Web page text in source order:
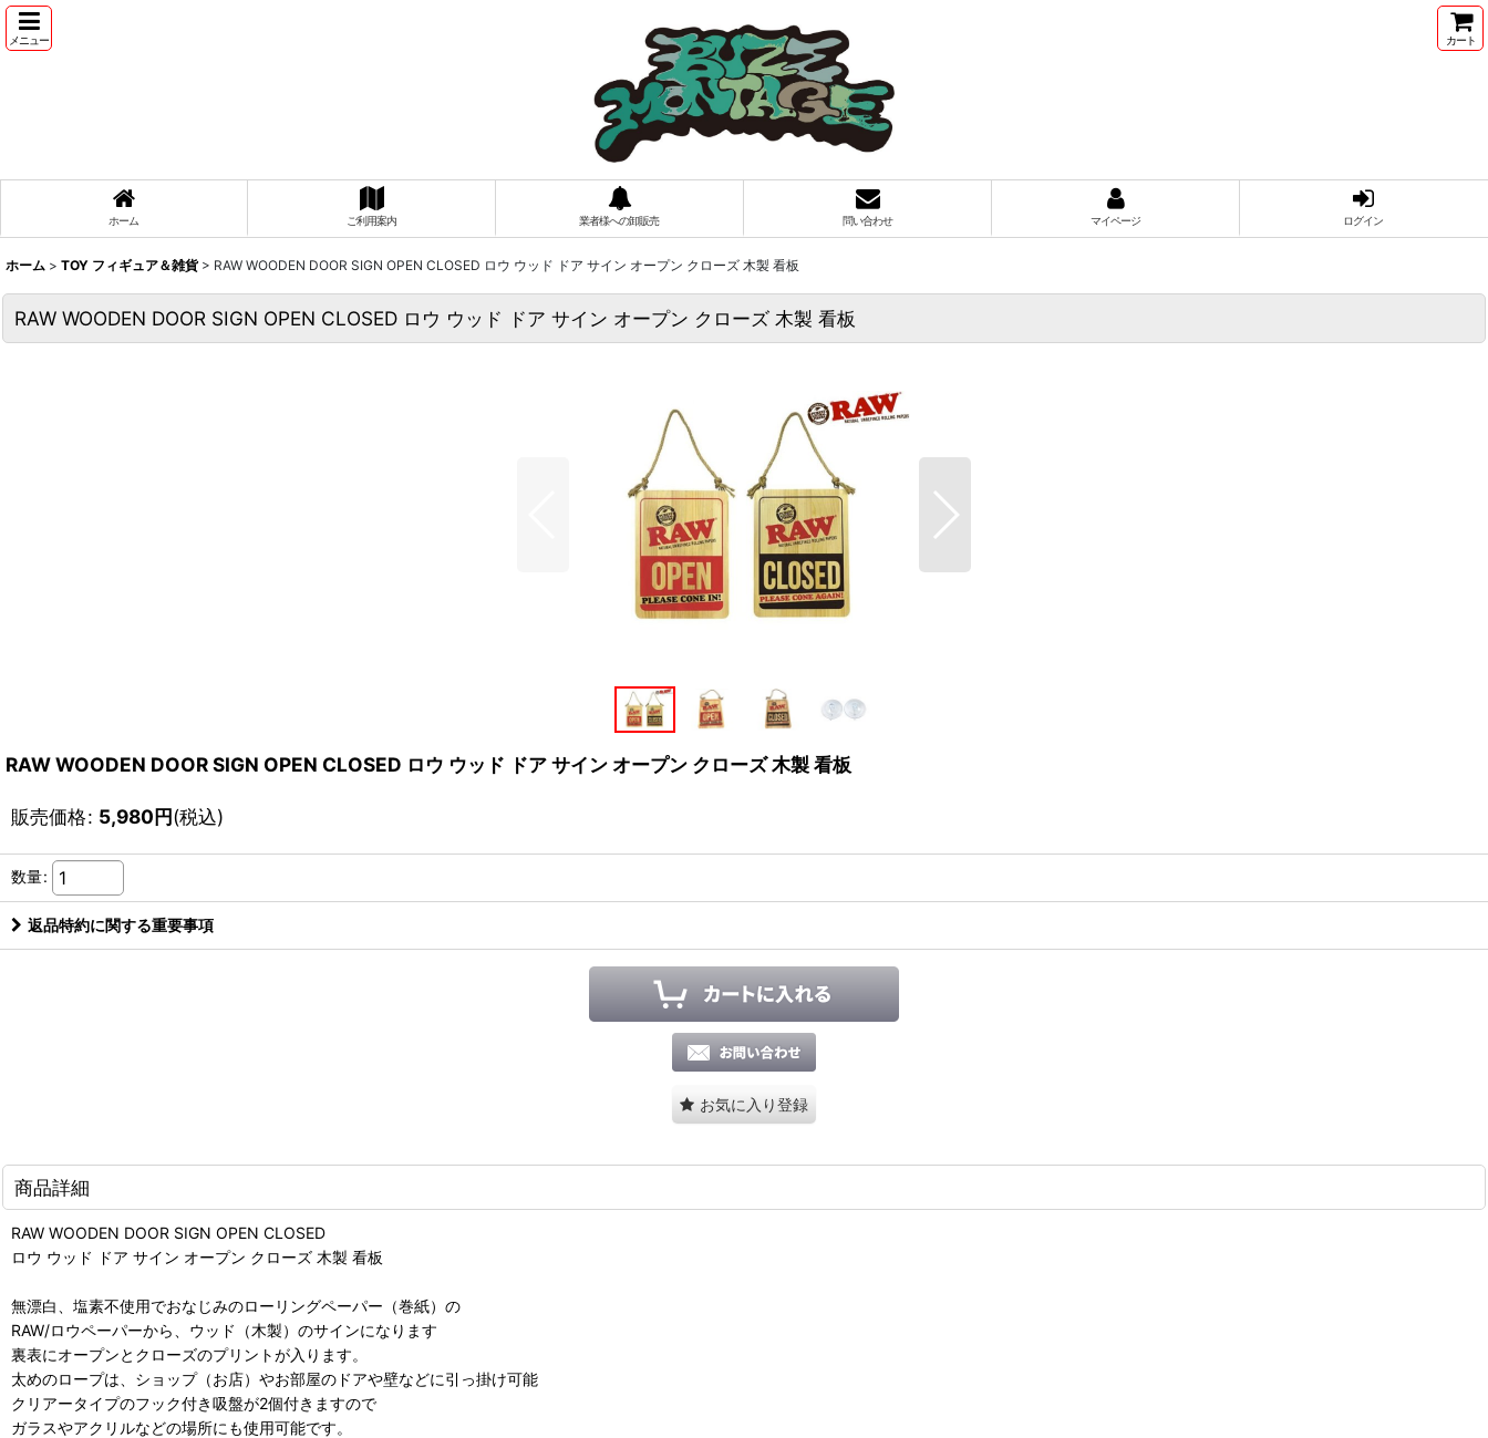
メニュー カート
ホーム ご利用案内 業者様への卸販売 問い合わせ マイページ ログイン
ホーム > TOY フィギュア＆雑貨 > RAW WOODEN DOOR SIGN OPEN CLOSED ロウ ウッド ドア サイン オープン クローズ 木製 看板
RAW WOODEN DOOR SIGN OPEN CLOSED ロウ ウッド ドア サイン オープン クローズ 木製 看板
RAW WOODEN DOOR SIGN OPEN CLOSED ロウ ウッド ドア サイン オープン クローズ 木製 看板
販売価格: 5,980円(税込)
数量:
返品特約に関する重要事項
お気に入り登録
商品詳細
RAW WOODEN DOOR SIGN OPEN CLOSED
ロウ ウッド ドア サイン オープン クローズ 木製 看板
無漂白、塩素不使用でおなじみのローリングペーパー（巻紙）の
RAW/ロウペーパーから、ウッド（木製）のサインになります
裏表にオープンとクローズのプリントが入ります。
太めのロープは、ショップ（お店）やお部屋のドアや壁などに引っ掛け可能
クリアータイプのフック付き吸盤が2個付きますので
ガラスやアクリルなどの場所にも使用可能です。